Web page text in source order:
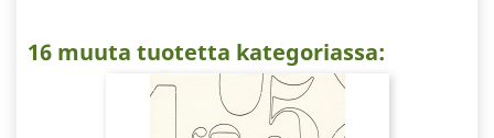
16 muuta tuotetta kategoriassa: